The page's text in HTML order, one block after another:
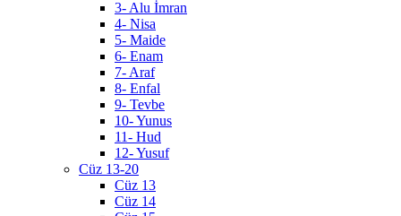
3- Alu İmran
4- Nisa
5- Maide
6- Enam
7- Araf
8- Enfal
9- Tevbe
10- Yunus
11- Hud
12- Yusuf
Cüz 13-20
Cüz 13
Cüz 14